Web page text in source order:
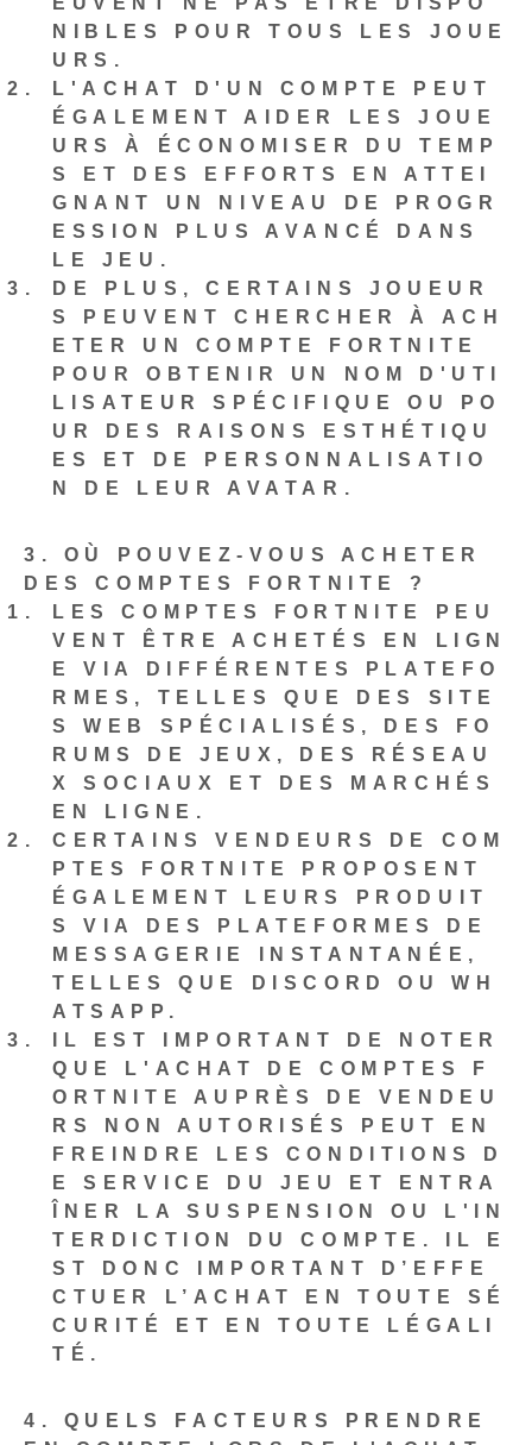
NIBLES POUR TOUS LES JOUE
URS.
L'ACHAT D'UN COMPTE PEUT
ÉGALEMENT AIDER LES JOUE
URS À ÉCONOMISER DU TEMP
S ET DES EFFORTS EN ATTEI
GNANT UN NIVEAU DE PROGR
ESSION PLUS AVANCÉ DANS
LE JEU.
DE PLUS, CERTAINS JOUEUR
S PEUVENT CHERCHER À ACH
ETER UN COMPTE FORTNITE
POUR OBTENIR UN NOM D'UTI
LISATEUR SPÉCIFIQUE OU PO
UR DES RAISONS ESTHÉTIQU
ES ET DE PERSONNALISATIO
N DE LEUR AVATAR.
3. OÙ POUVEZ-VOUS ACHETER
DES COMPTES FORTNITE ?
LES COMPTES FORTNITE PEU
VENT ÊTRE ACHETÉS EN LIGN
E VIA DIFFÉRENTES PLATEFO
RMES, TELLES QUE DES SITE
S WEB SPÉCIALISÉS, DES FO
RUMS DE JEUX, DES RÉSEAU
X SOCIAUX ET DES MARCHÉS
EN LIGNE.
CERTAINS VENDEURS DE COM
PTES FORTNITE PROPOSENT
ÉGALEMENT LEURS PRODUIT
S VIA DES PLATEFORMES DE
MESSAGERIE INSTANTANÉE,
TELLES QUE DISCORD OU WH
ATSAPP.
IL EST IMPORTANT DE NOTER
QUE L'ACHAT DE COMPTES F
ORTNITE AUPRÈS DE VENDEU
RS NON AUTORISÉS PEUT EN
FREINDRE LES CONDITIONS D
E SERVICE DU JEU ET ENTRA
ÎNER LA SUSPENSION OU L'IN
TERDICTION DU COMPTE. IL E
ST DONC IMPORTANT D’EFFE
CTUER L’ACHAT EN TOUTE SÉ
CURITÉ ET EN TOUTE LÉGALI
TÉ.
4. QUELS FACTEURS PRENDRE